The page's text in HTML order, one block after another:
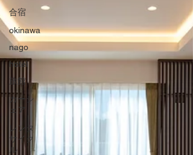
合宿
okinawa
nago
hotel
旅館
カーシ
ェア
レンタ
サイク
ル